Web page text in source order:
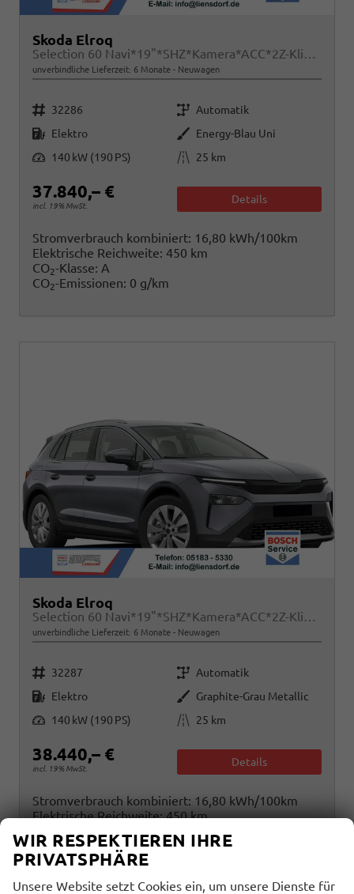
Skoda Elroq
Selection 60 Navi*19"*SHZ*Kamera*ACC*2Z-Klimaauto*LED
unverbindliche Lieferzeit: 6 Monate Neuwagen
Fahrzeugnr. 32286 Getriebe Automatik
Kraftstoff Elektro Außenfarbe Energy-Blau Uni
Leistung
140 kW (190 PS) Kilometerstand 25 km
37.840,– €
incl. 19% MwSt.
Details
Stromverbrauch kombiniert: 16,80 kWh/100km
Elektrische Reichweite: 450 km
CO2-Klasse: A
CO2-Emissionen: 0 g/km
Skoda Elroq
Selection 60 Navi*19"*SHZ*Kamera*ACC*2Z-Klimaauto*LED
unverbindliche Lieferzeit: 6 Monate Neuwagen
Fahrzeugnr. 32287 Getriebe Automatik
Kraftstoff Elektro Außenfarbe Graphite-Grau Metallic
Leistung
140 kW (190 PS) Kilometerstand 25 km
38.440,– €
incl. 19% MwSt.
Details
Stromverbrauch kombiniert: 16,80 kWh/100km
Elektrische Reichweite: 450 km
2
CO
2-Emissionen: 0 g/km
WIR RESPEKTIEREN IHRE
PRIVATSPHÄRE
Unsere Website setzt Cookies ein, um unsere Dienste für